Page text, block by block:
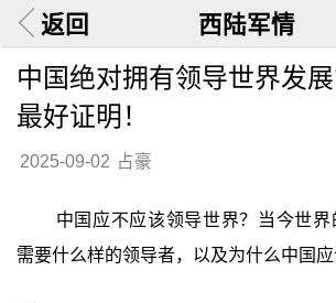
返回 西陆军情
中国绝对拥有领导世界发
最好证明！
2025-09-02 占豪
中国应不应该领导世界？当今世
需要什么样的领导者，以及为什么中国应